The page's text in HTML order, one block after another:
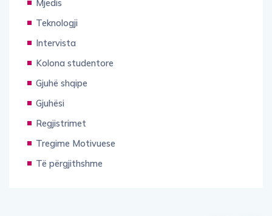
Mjedis
Teknologji
Intervista
Kolona studentore
Gjuhë shqipe
Gjuhësi
Regjistrimet
Tregime Motivuese
Të përgjithshme